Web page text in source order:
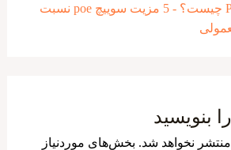
سوئیچ PoE چیست؟ - 5 مزیت سوییچ poe نسبت
بنویسید
نخواهد شد. بخش‌های موردنیاز